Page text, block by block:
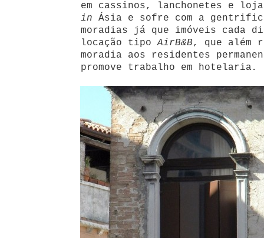
em cassinos, lanchonetes e
in Ásia e sofre com a
moradias já que imóveis cada
locação tipoAirB&B, que além
moradia aos residentes
promove trabalho em hotelaria .